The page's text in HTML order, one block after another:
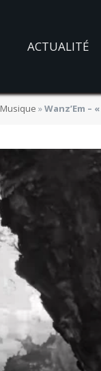
ACTUALITÉ
Musique »Wanz’Em –